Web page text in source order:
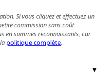
Si vous cliquez et effectuez un
commission sans coût
en sommes reconnaissants, car
politique complète.